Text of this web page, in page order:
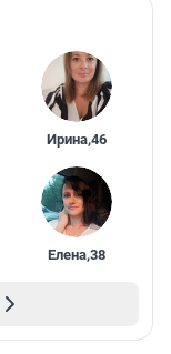
Ирина,46
Елена,38